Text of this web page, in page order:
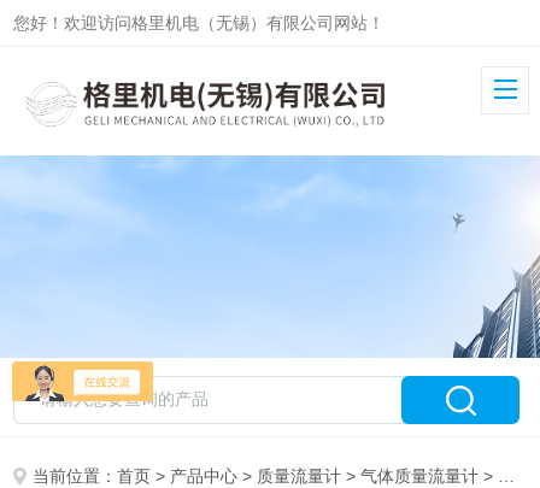
您好！欢迎访问格里机电（无锡）有限公司网站！
当前位置：首页 > 产品中心 > 质量流量计 >气体质量流量计 > 微小流量质量流量计